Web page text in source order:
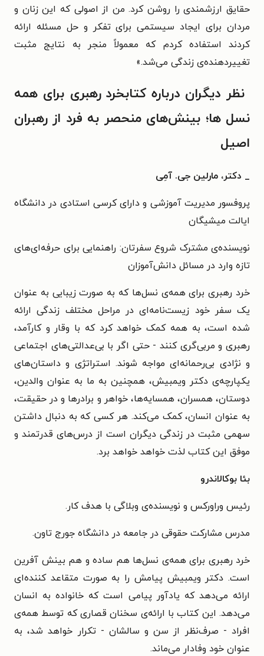
حقایق ارزشمندی را روشن کرد. من از اصولی که این زنان و
مردان برای ایجاد سیستمی برای تفکر و حل مسئله ارائه
کردند استفاده کردم که معمولاً منجر به نتایج مثبت
تغییردهنده‌ی زندگی می‌شد.»
نظر دیگران درباره کتابخرد رهبری برای همه
نسل ها؛ بینش‌های منحصر به فرد از رهبران
اصیل
_ دکتر، مارلین جی. آمِی
پروفسور مدیریت آموزشی و دارای کرسی استادی در دانشگاه
ایالت میشیگان
نویسنده‌ی مشترک شروع سفرتان: راهنمایی برای حرفه‌ای‌های
تازه وارد در مسائل دانش‌آموزان
خرد رهبری برای همه‌ی نسل‌ها که به صورت زیبایی به عنوان
یک سفر خود زیست‌نامه‌ای در مراحل مختلف زندگی ارائه
شده است، به همه کمک خواهد کرد که با وقار و کارآمد،
رهبری و مربی‌گری کنند - حتی اگر با بی‌عدالتی‌های اجتماعی
و نژادی بی‌رحمانه‌ای مواجه شوند. استراتژی و داستان‌های
یکپارچه‌ی دکتر ویمبیش، همچنین به ما به عنوان والدین،
دوستان، همسران، همسایه‌ها، خواهر و برادرها و در حقیقت،
به عنوان انسان، کمک می‌کند. هر کسی که به دنبال داشتن
سهمی مثبت در زندگی دیگران است از درس‌های قدرتمند و
موفق این کتاب لذت خواهد خواهد برد.
بئا بوکالاندرو
رئیس وراورکس و نویسنده‌ی وبلاگی با هدف کار.
مدرس مشارکت حقوقی در جامعه در دانشگاه جورج تاون.
خرد رهبری برای همه‌ی نسل‌ها هم ساده و هم بینش آفرین
است. دکتر ویمبیش پیامش را به صورت متقاعد کننده‌ای
ارائه می‌دهد که یادآور پیامی است که خانواده به انسان
می‌دهد. این کتاب با ارائه‌ی سخنان قصاری که توسط همه‌ی
افراد - صرف‌نظر از سن و سالشان - تکرار خواهد شد، به
عنوان خود وفادار می‌ماند.